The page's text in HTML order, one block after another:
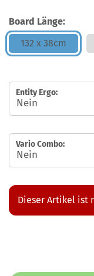
Board Länge:
132 x 38cm
Entity Ergo:
Vario Combo:
Dieser Artikel ist